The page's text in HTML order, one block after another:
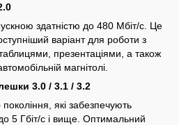
здатністю до 480 Мбіт/с. Це
варіант для роботи з
презентаціями, а також
магнітолі.
3.0 / 3.1 / 3.2
які забезпечують
5 Гбіт/с і вище. Оптимальний